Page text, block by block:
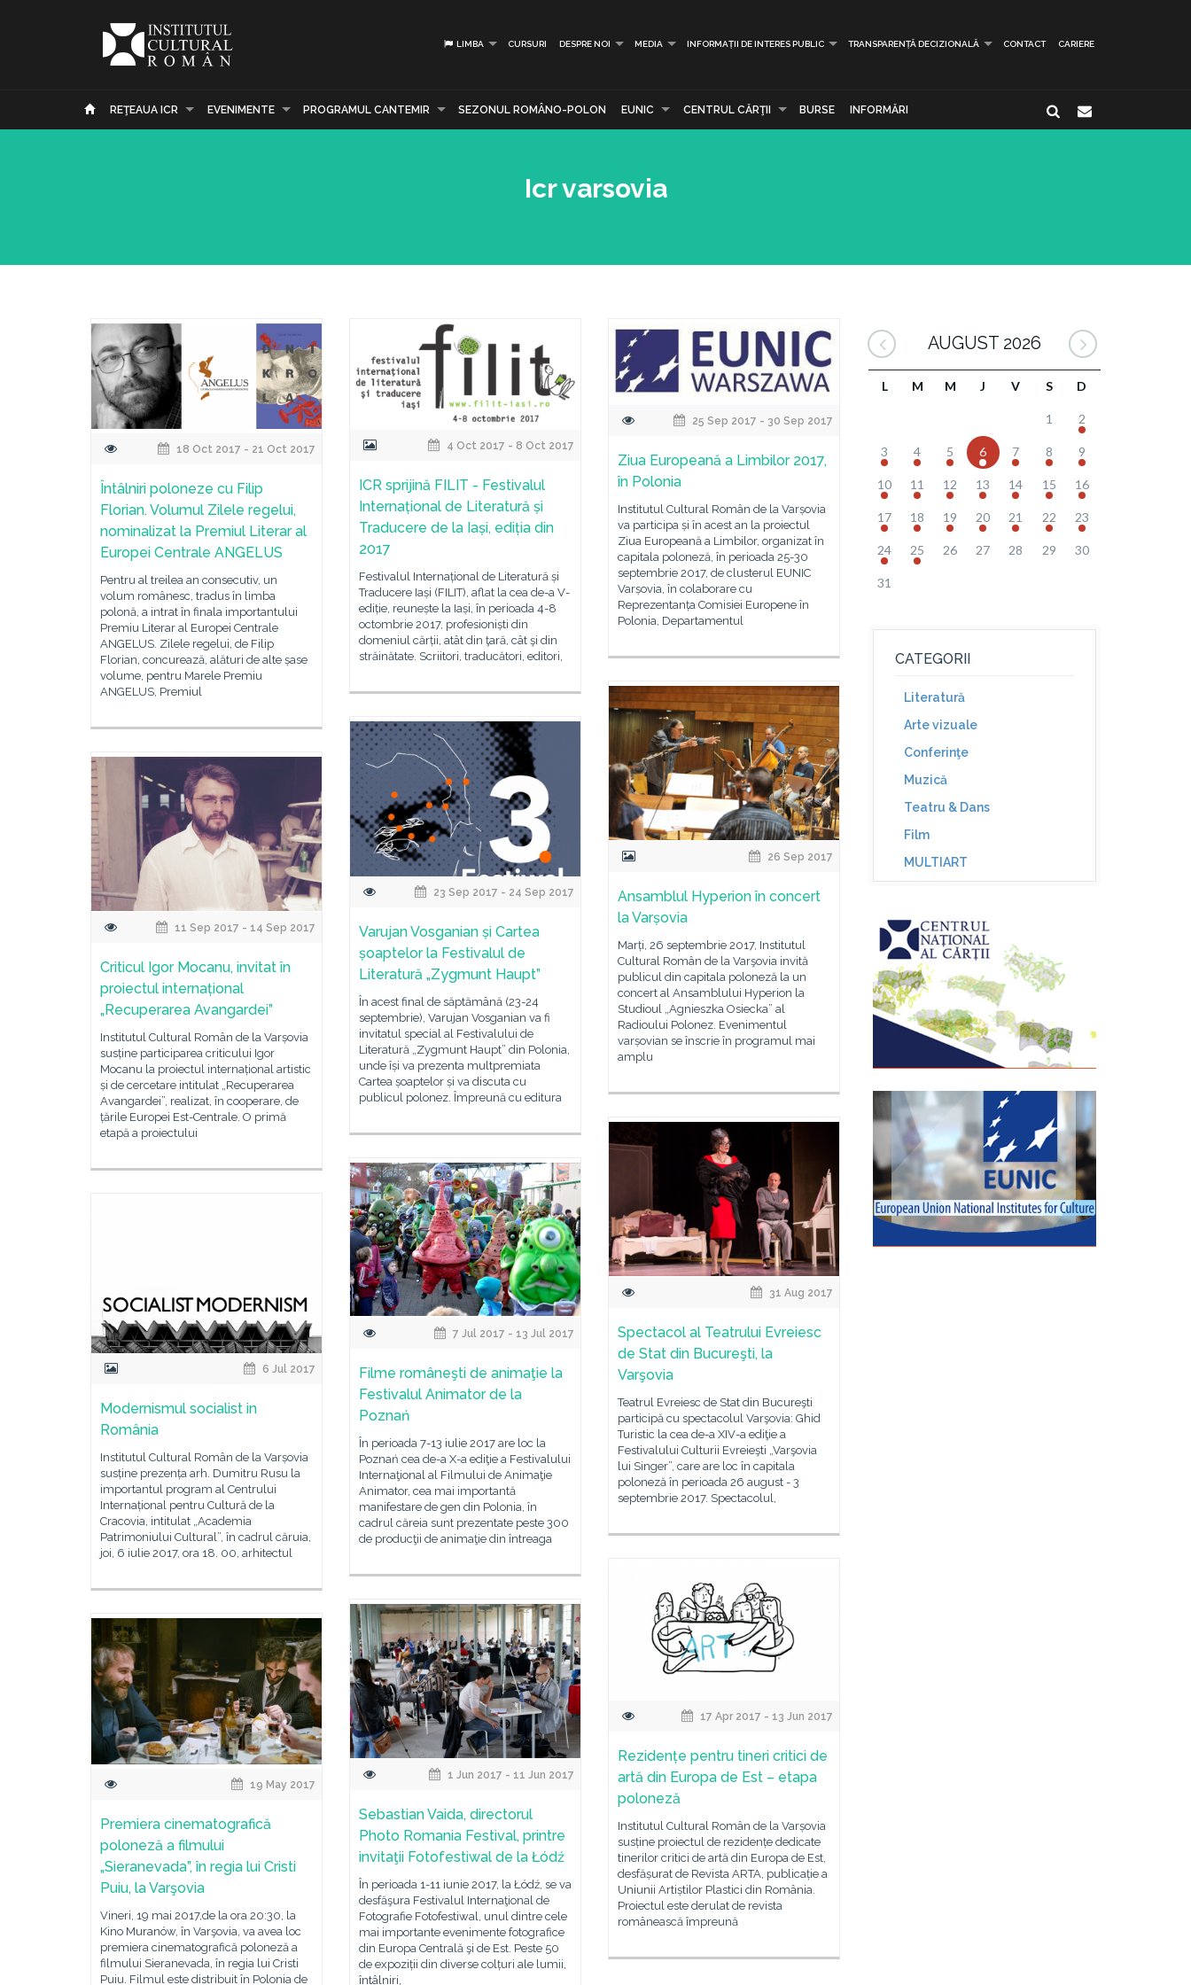
LIMBA CURSURI DESPRE NOI MEDIA INFORMAȚII DE INTERES PUBLIC TRANSPARENȚĂ DECIZIONALĂ CONTACT CARIERE
REŢEAUA ICR EVENIMENTE PROGRAMUL CANTEMIR SEZONUL ROMÂNO-POLON EUNIC CENTRUL CĂRŢII BURSE INFORMĂRI
Icr varsovia
18 Oct 2017 - 21 Oct 2017
Întâlniri poloneze cu Filip
Florian. Volumul Zilele regelui,
nominalizat la Premiul Literar al
Europei Centrale ANGELUS
Pentru al treilea an consecutiv, un
volum românesc, tradus în limba
polonă, a intrat în finala importantului
Premiu Literar al Europei Centrale
ANGELUS. Zilele regelui, de Filip
Florian, concurează, alături de alte șase
volume, pentru Marele Premiu
ANGELUS, Premiul
4 Oct 2017 - 8 Oct 2017
ICR sprijină FILIT - Festivalul
Internațional de Literatură și
Traducere de la Iași, ediția din
2017
Festivalul Internațional de Literatură și
Traducere Iași (FILIT), aflat la cea de-a V-
ediție, reunește la Iași, în perioada 4-8
octombrie 2017, profesioniști din
domeniul cărții, atât din ţară, cât şi din
străinătate. Scriitori, traducători, editori,
25 Sep 2017 - 30 Sep 2017
Ziua Europeană a Limbilor 2017,
în Polonia
Institutul Cultural Român de la Varșovia
va participa și în acest an la proiectul
Ziua Europeană a Limbilor, organizat în
capitala poloneză, în perioada 25-30
septembrie 2017, de clusterul EUNIC
Varșovia, în colaborare cu
Reprezentanța Comisiei Europene în
Polonia, Departamentul
26 Sep 2017
Ansamblul Hyperion în concert
la Varșovia
Marți, 26 septembrie 2017, Institutul
Cultural Român de la Varşovia invită
publicul din capitala poloneză la un
concert al Ansamblului Hyperion la
Studioul „Agnieszka Osiecka” al
Radioului Polonez. Evenimentul
varșovian se înscrie în programul mai
amplu
23 Sep 2017 - 24 Sep 2017
Varujan Vosganian și Cartea
șoaptelor la Festivalul de
Literatură „Zygmunt Haupt”
În acest final de săptămână (23-24
septembrie), Varujan Vosganian va fi
invitatul special al Festivalului de
Literatură „Zygmunt Haupt” din Polonia,
unde își va prezenta multpremiata
Cartea șoaptelor și va discuta cu
publicul polonez. Împreună cu editura
11 Sep 2017 - 14 Sep 2017
Criticul Igor Mocanu, invitat în
proiectul internațional
„Recuperarea Avangardei”
Institutul Cultural Român de la Varșovia
susține participarea criticului Igor
Mocanu la proiectul internațional artistic
și de cercetare intitulat „Recuperarea
Avangardei”, realizat, în cooperare, de
țările Europei Est-Centrale. O primă
etapă a proiectului
31 Aug 2017
Spectacol al Teatrului Evreiesc
de Stat din Bucureşti, la
Varşovia
Teatrul Evreiesc de Stat din Bucureşti
participă cu spectacolul Varşovia: Ghid
Turistic la cea de-a XIV-a ediţie a
Festivalului Culturii Evreieşti „Varşovia
lui Singer”, care are loc în capitala
poloneză în perioada 26 august - 3
septembrie 2017. Spectacolul,
7 Jul 2017 - 13 Jul 2017
Filme româneşti de animaţie la
Festivalul Animator de la
Poznań
În perioada 7-13 iulie 2017 are loc la
Poznań cea de-a X-a ediţie a Festivalului
Internaţional al Filmului de Animaţie
Animator, cea mai importantă
manifestare de gen din Polonia, în
cadrul căreia sunt prezentate peste 300
de producţii de animaţie din întreaga
6 Jul 2017
Modernismul socialist in
România
Institutul Cultural Român de la Varșovia
susține prezența arh. Dumitru Rusu la
importantul program al Centrului
Internațional pentru Cultură de la
Cracovia, intitulat „Academia
Patrimoniului Cultural”, în cadrul căruia,
joi, 6 iulie 2017, ora 18. 00, arhitectul
17 Apr 2017 - 13 Jun 2017
Rezidențe pentru tineri critici de
artă din Europa de Est – etapa
poloneză
Institutul Cultural Român de la Varșovia
susține proiectul de rezidențe dedicate
tinerilor critici de artă din Europa de Est,
desfășurat de Revista ARTA, publicație a
Uniunii Artiștilor Plastici din România.
Proiectul este derulat de revista
românească împreună
1 Jun 2017 - 11 Jun 2017
Sebastian Vaida, directorul
Photo Romania Festival, printre
invitaţii Fotofestiwal de la Łódź
În perioada 1-11 iunie 2017, la Łódź, se va
desfăşura Festivalul Internaţional de
Fotografie Fotofestiwal, unul dintre cele
mai importante evenimente fotografice
din Europa Centrală şi de Est. Peste 50
de expoziții din diverse colțuri ale lumii,
întâlniri,
19 May 2017
Premiera cinematografică
poloneză a filmului
„Sieranevada”, în regia lui Cristi
Puiu, la Varşovia
Vineri, 19 mai 2017,de la ora 20:30, la
Kino Muranów, în Varşovia, va avea loc
premiera cinematografică poloneză a
filmului Sieranevada, în regia lui Cristi
Puiu. Filmul este distribuit în Polonia de
AUGUST 2026
L M M J V S D
1 2
3 4 5 6 7 8 9
10 11 12 13 14 15 16
17 18 19 20 21 22 23
24 25 26 27 28 29 30
31
CATEGORII
Literatură
Arte vizuale
Conferinţe
Muzică
Teatru & Dans
Film
MULTIART